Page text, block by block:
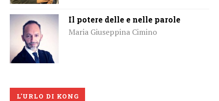
Il potere delle e nelle parole
Maria Giuseppina Cimino
L'URLO DI KONG